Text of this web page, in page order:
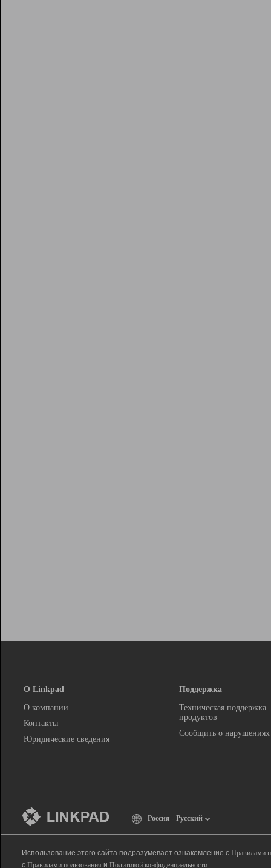
О Linkpad
О компании
Контакты
Юридические сведения
Поддержка
Техническая поддержка
продуктов
Сообщить о нарушениях
Россия - Русский
Использование этого сайта подразумевает ознакомление с Правилами
с Правилами пользования и Политикой конфиденциальности.